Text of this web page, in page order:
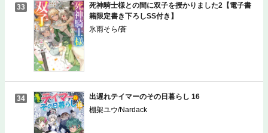
33
死神騎士様との間に双子を授かりました2【電子書
籍限定書き下ろしSS付き】
氷雨そら/蒼
34
出遅れテイマーのその日暮らし 16
棚架ユウ/Nardack